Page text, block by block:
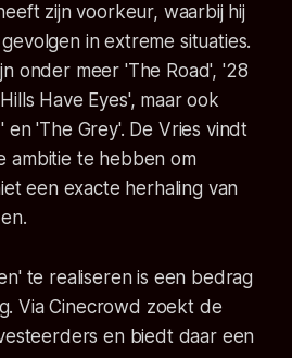
zijn voorkeur, waarbij hij
in extreme situaties.
onder meer 'The Road', '28
Have Eyes', maar ook
'The Grey'. De Vries vindt
ambitie te hebben om
een exacte herhaling van
te realiseren is een bedrag
Via Cinecrowd zoekt de
en biedt daar een